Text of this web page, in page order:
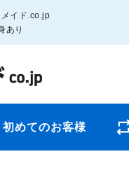
イド.co.jp
あり
初めてのお客様